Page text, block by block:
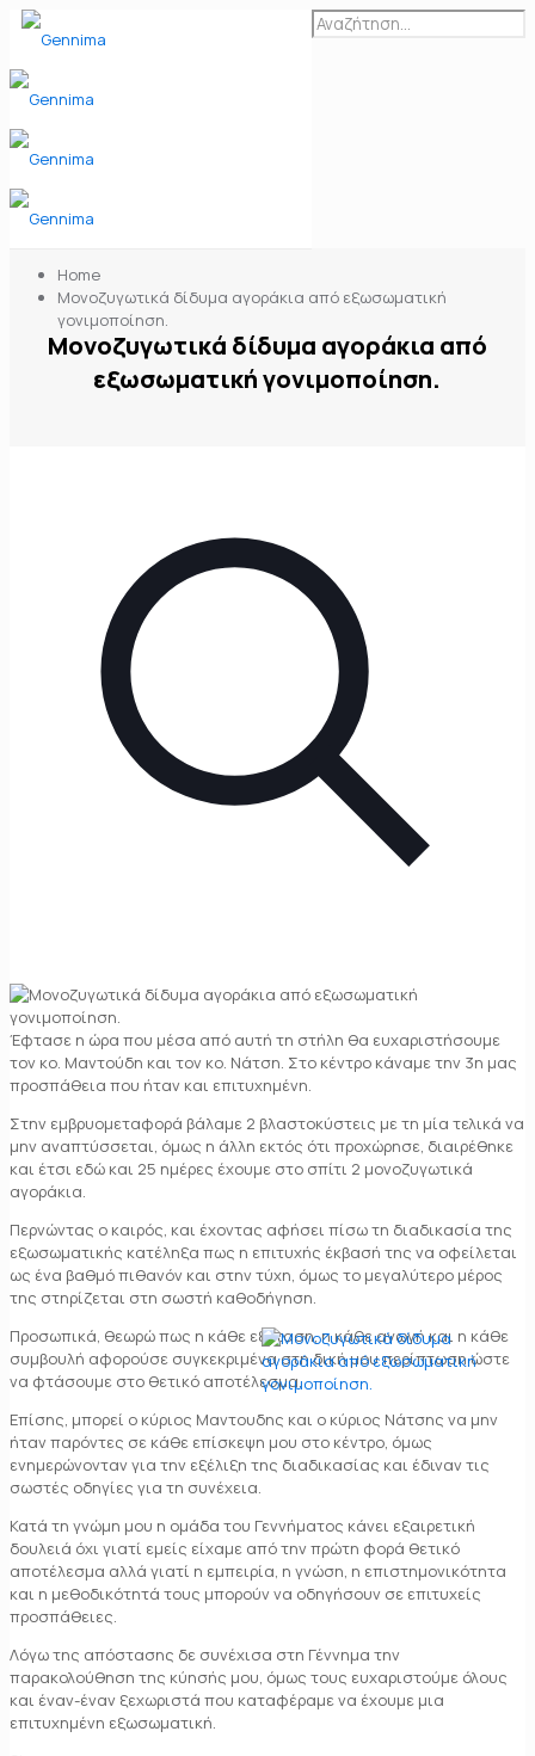
Μονοζυγωτικά δίδυμα αγοράκια από
εξωσωματική γονιμοποίηση.
Home
Μονοζυγωτικά δίδυμα αγοράκια από εξωσωματική
γονιμοποίηση.
Έφτασε η ώρα που μέσα από αυτή τη στήλη θα ευχαριστήσουμε
τον κο. Μαντούδη και τον κο. Νάτση. Στο κέντρο κάναμε την 3η μας
προσπάθεια που ήταν και επιτυχημένη.
Στην εμβρυομεταφορά βάλαμε 2 βλαστοκύστεις με τη μία τελικά να
μην αναπτύσσεται, όμως η άλλη εκτός ότι προχώρησε, διαιρέθηκε
και έτσι εδώ και 25 ημέρες έχουμε στο σπίτι 2 μονοζυγωτικά
αγοράκια.
Περνώντας ο καιρός, και έχοντας αφήσει πίσω τη διαδικασία της
εξωσωματικής κατέληξα πως η επιτυχής έκβασή της να οφείλεται
ως ένα βαθμό πιθανόν και στην τύχη, όμως το μεγαλύτερο μέρος
της στηρίζεται στη σωστή καθοδήγηση.
Προσωπικά, θεωρώ πως η κάθε εξέταση, η κάθε αγωγή και η κάθε
συμβουλή αφορούσε συγκεκριμένα στη δική μου περίπτωση ώστε
να φτάσουμε στο θετικό αποτέλεσμα.
Επίσης, μπορεί ο κύριος Μαντουδης και ο κύριος Νάτσης να μην
ήταν παρόντες σε κάθε επίσκεψη μου στο κέντρο, όμως
ενημερώνονταν για την εξέλιξη της διαδικασίας και έδιναν τις
σωστές οδηγίες για τη συνέχεια.
Κατά τη γνώμη μου η ομάδα του Γεννήματος κάνει εξαιρετική
δουλειά όχι γιατί εμείς είχαμε από την πρώτη φορά θετικό
αποτέλεσμα αλλά γιατί η εμπειρία, η γνώση, η επιστημονικότητα
και η μεθοδικότητά τους μπορούν να οδηγήσουν σε επιτυχείς
προσπάθειες.
Λόγω της απόστασης δε συνέχισα στη Γέννημα την
παρακολούθηση της κύησής μου, όμως τους ευχαριστούμε όλους
και έναν-έναν ξεχωριστά που καταφέραμε να έχουμε μια
επιτυχημένη εξωσωματική.